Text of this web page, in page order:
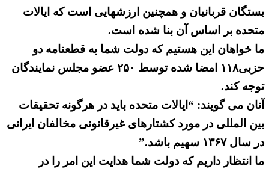
بستگان قربانیان و همچنین ارزشهایی است که ایالات
متحده بر اساس آن بنا شده است.
ما خواهان این هستیم که دولت شما به قطعنامه دو
حزبی۱۱۸ امضا شده توسط ۲۵۰ عضو مجلس نمایندگان
توجه کند.
آنان می گویند: “ایالات متحده باید در هرگونه تحقیقات
بین المللی در مورد کشتارهای غیرقانونی مخالفان ایرانی
در سال ۱۳۶۷ سهیم باشد.”
ما انتظار داریم که دولت شما هدایت این امر را در